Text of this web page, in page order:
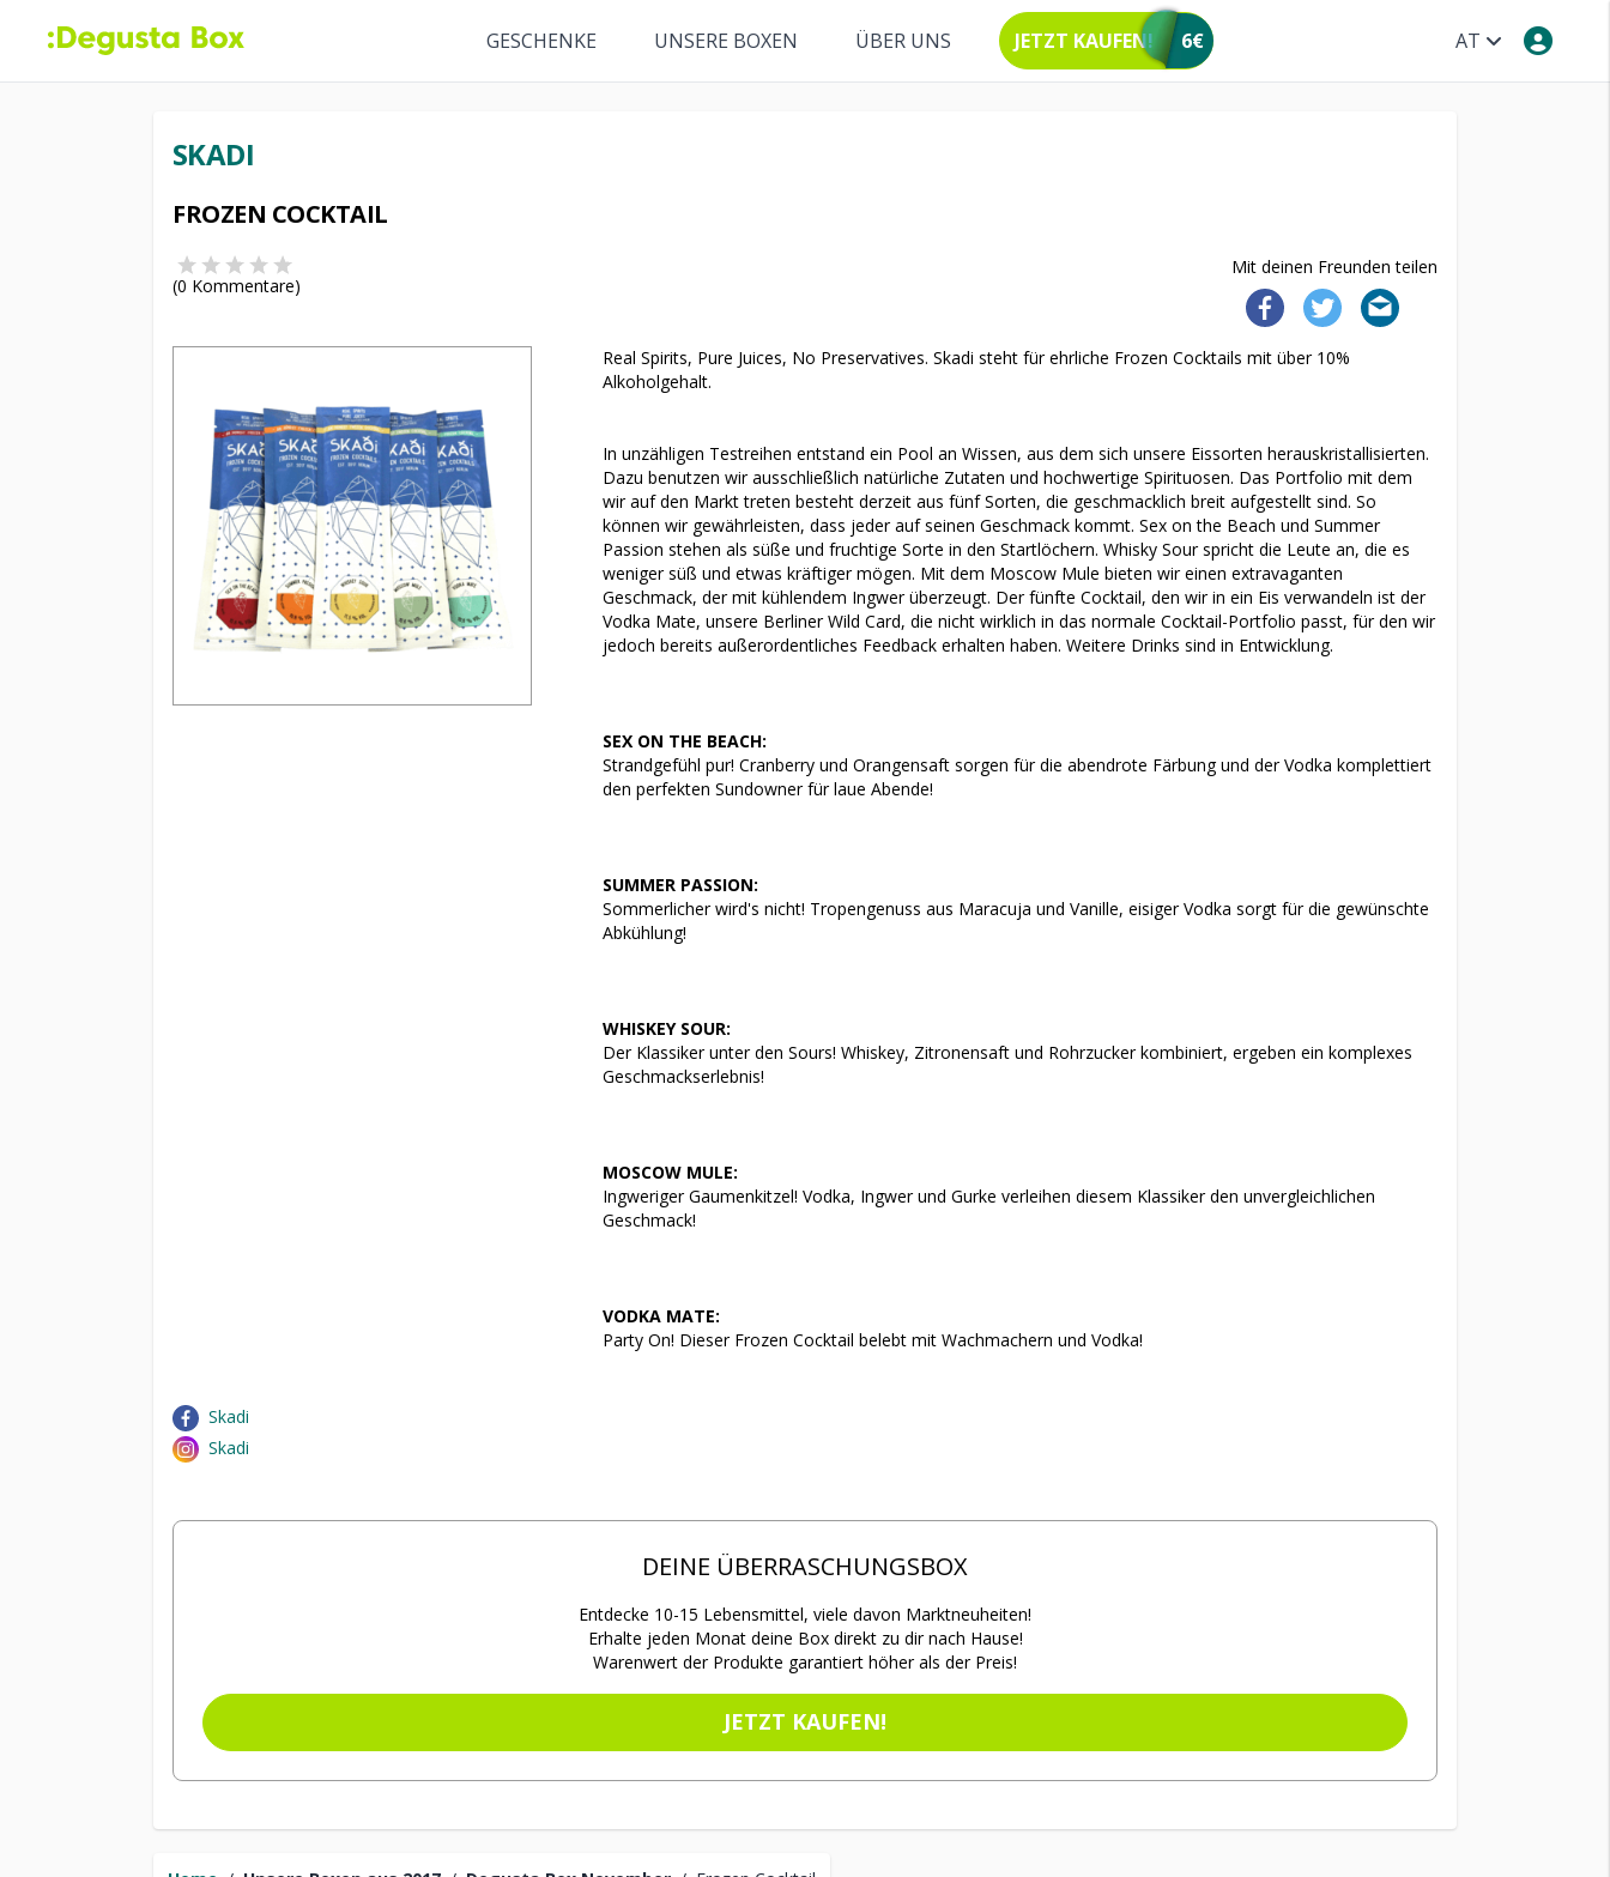
AT
GESCHENKE UNSERE BOXEN ÜBER UNS JETZT KAUFEN! 6€
SKADI
FROZEN COCKTAIL
Mit deinen Freunden teilen
(0 Kommentare)
Real Spirits, Pure Juices, No Preservatives. Skadi steht für ehrliche Frozen Cocktails mit über 10%
Alkoholgehalt.
In unzähligen Testreihen entstand ein Pool an Wissen, aus dem sich unsere Eissorten herauskristallisierten.
Dazu benutzen wir ausschließlich natürliche Zutaten und hochwertige Spirituosen. Das Portfolio mit dem
wir auf den Markt treten besteht derzeit aus fünf Sorten, die geschmacklich breit aufgestellt sind. So
können wir gewährleisten, dass jeder auf seinen Geschmack kommt. Sex on the Beach und Summer
Passion stehen als süße und fruchtige Sorte in den Startlöchern. Whisky Sour spricht die Leute an, die es
weniger süß und etwas kräftiger mögen. Mit dem Moscow Mule bieten wir einen extravaganten
Geschmack, der mit kühlendem Ingwer überzeugt. Der fünfte Cocktail, den wir in ein Eis verwandeln ist der
Vodka Mate, unsere Berliner Wild Card, die nicht wirklich in das normale Cocktail-Portfolio passt, für den wir
jedoch bereits außerordentliches Feedback erhalten haben. Weitere Drinks sind in Entwicklung.
SEX ON THE BEACH:
Strandgefühl pur! Cranberry und Orangensaft sorgen für die abendrote Färbung und der Vodka komplettiert
den perfekten Sundowner für laue Abende!
SUMMER PASSION:
Sommerlicher wird's nicht! Tropengenuss aus Maracuja und Vanille, eisiger Vodka sorgt für die gewünschte
Abkühlung!
WHISKEY SOUR:
Der Klassiker unter den Sours! Whiskey, Zitronensaft und Rohrzucker kombiniert, ergeben ein komplexes
Geschmackserlebnis!
MOSCOW MULE:
Ingweriger Gaumenkitzel! Vodka, Ingwer und Gurke verleihen diesem Klassiker den unvergleichlichen
Geschmack!
VODKA MATE:
Party On! Dieser Frozen Cocktail belebt mit Wachmachern und Vodka!
Skadi
Skadi
DEINE ÜBERRASCHUNGSBOX
Entdecke 10-15 Lebensmittel, viele davon Marktneuheiten!
Erhalte jeden Monat deine Box direkt zu dir nach Hause!
Warenwert der Produkte garantiert höher als der Preis!
JETZT KAUFEN!